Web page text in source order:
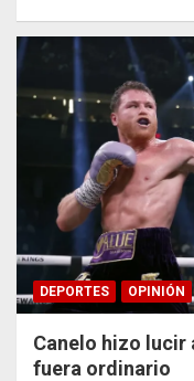
DEPORTES OPINIÓN
Canelo hizo lucir
fuera ordinario